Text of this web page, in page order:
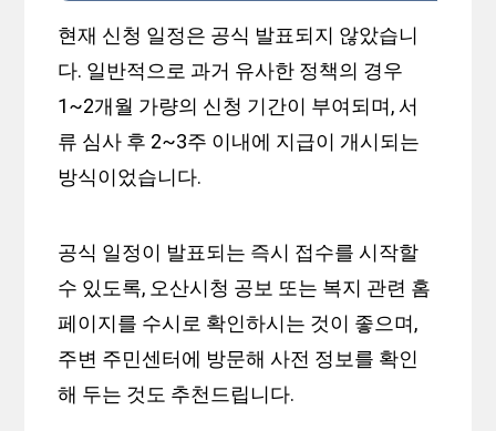
현재 신청 일정은 공식 발표되지 않았습니
다. 일반적으로 과거 유사한 정책의 경우
1~2개월 가량의 신청 기간이 부여되며, 서
류 심사 후 2~3주 이내에 지급이 개시되는
방식이었습니다.
공식 일정이 발표되는 즉시 접수를 시작할
수 있도록, 오산시청 공보 또는 복지 관련 홈
페이지를 수시로 확인하시는 것이 좋으며,
주변 주민센터에 방문해 사전 정보를 확인
해 두는 것도 추천드립니다.